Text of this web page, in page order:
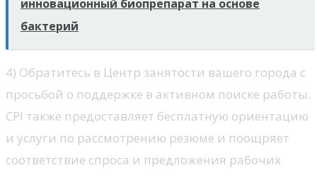
инновационный биопрепарат на основе
бактерий
4) Обратитесь в Центр занятости вашего города с
просьбой о поддержке в активном поиске работы.
CPI также предоставляет бесплатную ориентацию
и услуги по рассмотрению резюме и поощряет
соответствие спроса и предложения рабочих